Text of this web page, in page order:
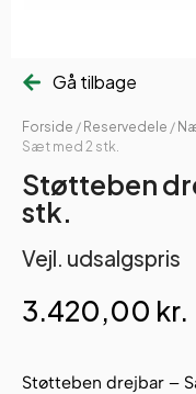
Gå tilbage
Forside / Reservedele /
Sæt med 2 stk.
Støtteben
stk.
Vejl. udsalgspris
3.420,00 kr.
Støtteben drejbar –